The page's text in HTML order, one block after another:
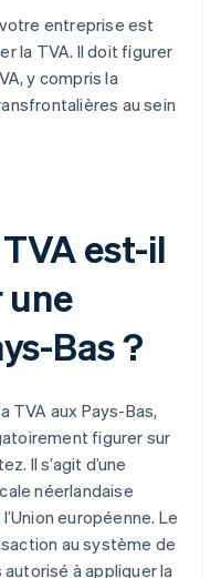
entreprise est
la TVA. Il doit figurer
y compris la
au sein
est-il
Bas ?
TVA aux Pays-Bas,
figurer sur
Il s’agit d’une
néerlandaise
européenne. Le
au système de
à appliquer la